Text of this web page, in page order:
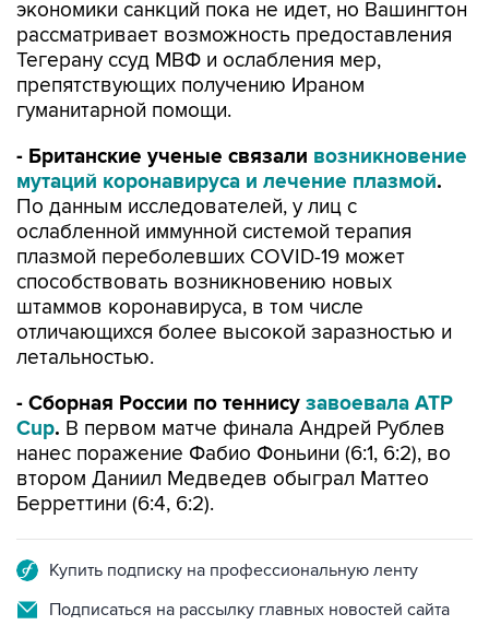
экономики санкций пока не идет, но Вашингтон
рассматривает возможность предоставления
Тегерану ссуд МВФ и ослабления мер,
препятствующих получению Ираном
гуманитарной помощи.
- Британские ученые связали возникновение
мутаций коронавируса и лечение плазмой.
По данным исследователей, у лиц с
ослабленной иммунной системой терапия
плазмой переболевших COVID-19 может
способствовать возникновению новых
штаммов коронавируса, в том числе
отличающихся более высокой заразностью и
летальностью.
- Сборная России по теннису завоевала ATP
Cup. В первом матче финала Андрей Рублев
нанес поражение Фабио Фоньини (6:1, 6:2), во
втором Даниил Медведев обыграл Маттео
Берреттини (6:4, 6:2).
Купить подписку на профессиональную ленту
Подписаться на рассылку главных новостей сайта